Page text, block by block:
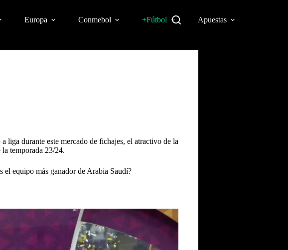
Europa Conmebol +Fútbol Apuestas
liga durante este mercado de fichajes, el atractivo de la
la temporada 23/24.
el equipo más ganador de Arabia Saudí?